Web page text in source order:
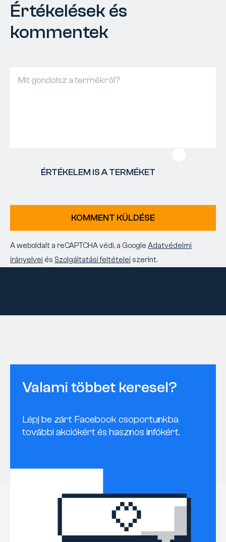
Értékelések és
kommentek
ÉRTÉKELEM IS A TERMÉKET
KOMMENT KÜLDÉSE
A weboldalt a reCAPTCHA védi, a Google Adatvédelmi
irányelvei és Szolgáltatási feltételei szerint.
Valami többet keresel?
Lépj be zárt Facebook csoportunkba
további akciókért és hasznos infókért.